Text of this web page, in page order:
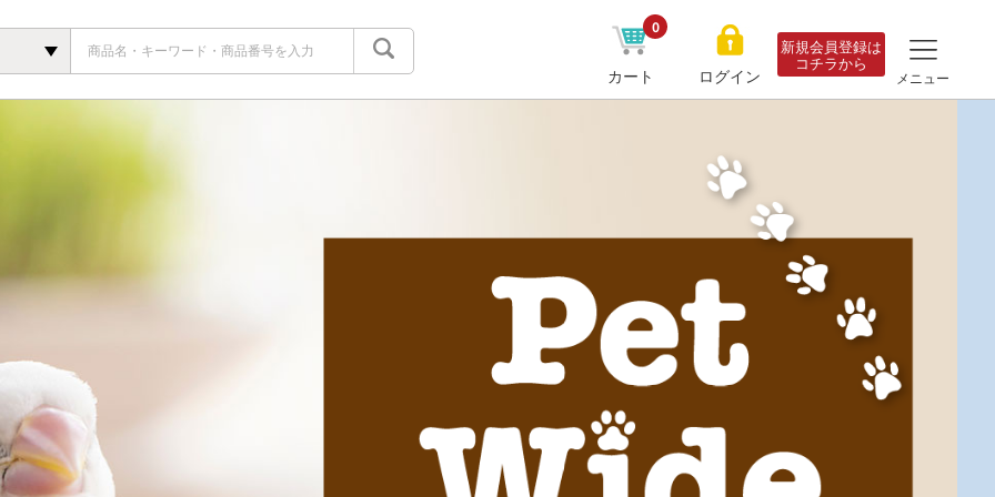
カート
0
ログイン
新規会員登録は
コチラから
メニュー